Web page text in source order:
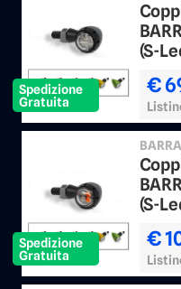
Spedizione
Gratuita
(S-
€
Spedizione
Gratuita
(S-
€